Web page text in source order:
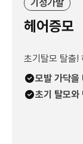
기성가발
헤어증모
초기탈모 탈출!
모발 가닥을
초기 탈모와